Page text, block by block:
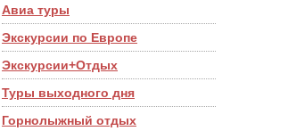
Авиа туры
Экскурсии по Европе
Экскурсии+Отдых
Туры выходного дня
Горнолыжный отдых